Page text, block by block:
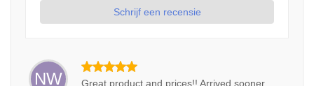
Schrijf een recensie
NW
Great product and prices!! Arrived sooner